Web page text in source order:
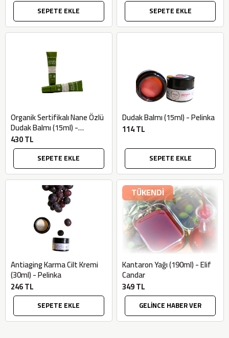
SEPETE EKLE SEPETE EKLE
Organik Sertifikalı Nane Özlü
Dudak Balmı (15ml) -
Bionaturca
430 TL
SEPETE EKLE
Dudak Balmı (15ml) - Pelinka
114 TL
SEPETE EKLE
Antiaging Karma Cilt Kremi
(30ml) - Pelinka
246 TL
SEPETE EKLE
TÜKENDİ
Kantaron Yağı (190ml) - Elif
Candar
349 TL
GELİNCE HABER VER